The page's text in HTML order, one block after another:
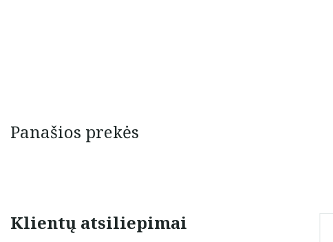
Panašios prekės
Klientų atsiliepimai
Puikus bendravimas,